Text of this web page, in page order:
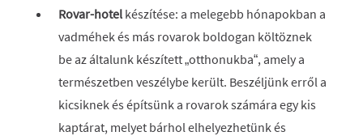
Rovar-hotel készítése: a melegebb hónapokban a
vadméhek és más rovarok boldogan költöznek
be az általunk készített „otthonukba“, amely a
természetben veszélybe került. Beszéljünk erről a
kicsiknek és építsünk a rovarok számára egy kis
kaptárat, melyet bárhol elhelyezhetünk és